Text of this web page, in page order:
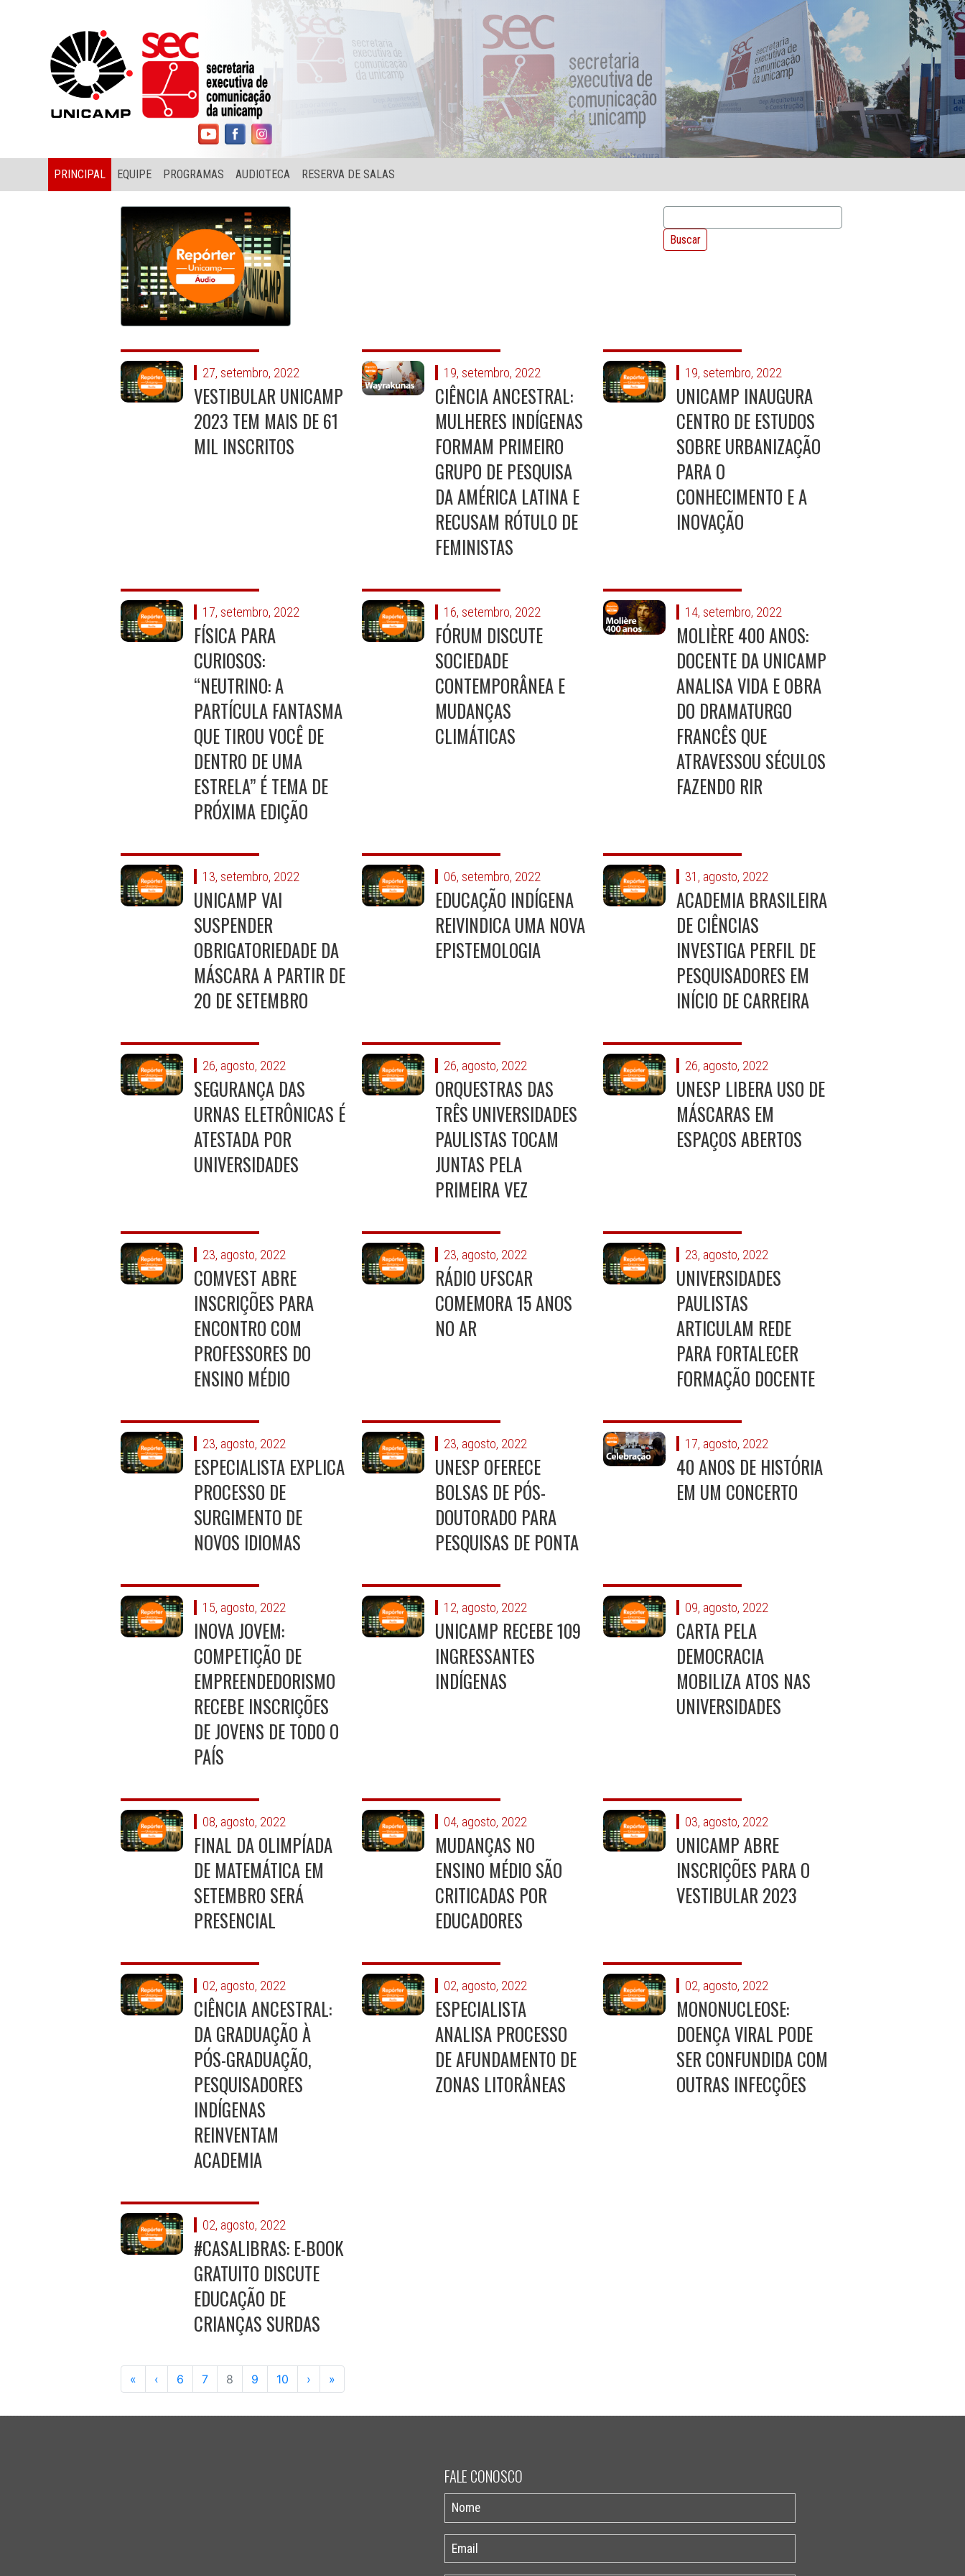
PRINCIPAL EQUIPE PROGRAMAS AUDIOTECA RESERVA DE SALAS
27, setembro, 2022
VESTIBULAR UNICAMP
2023 TEM MAIS DE 61
MIL INSCRITOS
19, setembro, 2022
CIÊNCIA ANCESTRAL:
MULHERES INDÍGENAS
FORMAM PRIMEIRO
GRUPO DE PESQUISA
DA AMÉRICA LATINA E
RECUSAM RÓTULO DE
FEMINISTAS
19, setembro, 2022
UNICAMP INAUGURA
CENTRO DE ESTUDOS
SOBRE URBANIZAÇÃO
PARA O
CONHECIMENTO E A
INOVAÇÃO
17, setembro, 2022
FÍSICA PARA
CURIOSOS:
“NEUTRINO: A
PARTÍCULA FANTASMA
QUE TIROU VOCÊ DE
DENTRO DE UMA
ESTRELA” É TEMA DE
PRÓXIMA EDIÇÃO
16, setembro, 2022
FÓRUM DISCUTE
SOCIEDADE
CONTEMPORÂNEA E
MUDANÇAS
CLIMÁTICAS
14, setembro, 2022
MOLIÈRE 400 ANOS:
DOCENTE DA UNICAMP
ANALISA VIDA E OBRA
DO DRAMATURGO
FRANCÊS QUE
ATRAVESSOU SÉCULOS
FAZENDO RIR
13, setembro, 2022
UNICAMP VAI
SUSPENDER
OBRIGATORIEDADE DA
MÁSCARA A PARTIR DE
20 DE SETEMBRO
06, setembro, 2022
EDUCAÇÃO INDÍGENA
REIVINDICA UMA NOVA
EPISTEMOLOGIA
31, agosto, 2022
ACADEMIA BRASILEIRA
DE CIÊNCIAS
INVESTIGA PERFIL DE
PESQUISADORES EM
INÍCIO DE CARREIRA
26, agosto, 2022
SEGURANÇA DAS
URNAS ELETRÔNICAS É
ATESTADA POR
UNIVERSIDADES
26, agosto, 2022
ORQUESTRAS DAS
TRÊS UNIVERSIDADES
PAULISTAS TOCAM
JUNTAS PELA
PRIMEIRA VEZ
26, agosto, 2022
UNESP LIBERA USO DE
MÁSCARAS EM
ESPAÇOS ABERTOS
23, agosto, 2022
COMVEST ABRE
INSCRIÇÕES PARA
ENCONTRO COM
PROFESSORES DO
ENSINO MÉDIO
23, agosto, 2022
RÁDIO UFSCAR
COMEMORA 15 ANOS
NO AR
23, agosto, 2022
UNIVERSIDADES
PAULISTAS
ARTICULAM REDE
PARA FORTALECER
FORMAÇÃO DOCENTE
23, agosto, 2022
ESPECIALISTA EXPLICA
PROCESSO DE
SURGIMENTO DE
NOVOS IDIOMAS
23, agosto, 2022
UNESP OFERECE
BOLSAS DE PÓS-
DOUTORADO PARA
PESQUISAS DE PONTA
17, agosto, 2022
40 ANOS DE HISTÓRIA
EM UM CONCERTO
15, agosto, 2022
INOVA JOVEM:
COMPETIÇÃO DE
EMPREENDEDORISMO
RECEBE INSCRIÇÕES
DE JOVENS DE TODO O
PAÍS
12, agosto, 2022
UNICAMP RECEBE 109
INGRESSANTES
INDÍGENAS
09, agosto, 2022
CARTA PELA
DEMOCRACIA
MOBILIZA ATOS NAS
UNIVERSIDADES
08, agosto, 2022
FINAL DA OLIMPÍADA
DE MATEMÁTICA EM
SETEMBRO SERÁ
PRESENCIAL
04, agosto, 2022
MUDANÇAS NO
ENSINO MÉDIO SÃO
CRITICADAS POR
EDUCADORES
03, agosto, 2022
UNICAMP ABRE
INSCRIÇÕES PARA O
VESTIBULAR 2023
02, agosto, 2022
CIÊNCIA ANCESTRAL:
DA GRADUAÇÃO À
PÓS-GRADUAÇÃO,
PESQUISADORES
INDÍGENAS
REINVENTAM
ACADEMIA
02, agosto, 2022
ESPECIALISTA
ANALISA PROCESSO
DE AFUNDAMENTO DE
ZONAS LITORÂNEAS
02, agosto, 2022
MONONUCLEOSE:
DOENÇA VIRAL PODE
SER CONFUNDIDA COM
OUTRAS INFECÇÕES
02, agosto, 2022
#CASALIBRAS: E-BOOK
GRATUITO DISCUTE
EDUCAÇÃO DE
CRIANÇAS SURDAS
« ‹ 6 7 8 9 10 › »
FALE CONOSCO